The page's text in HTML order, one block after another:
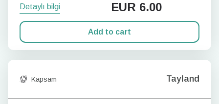
Detaylı bilgi EUR 6.00
Add to cart
Kapsam Tayland